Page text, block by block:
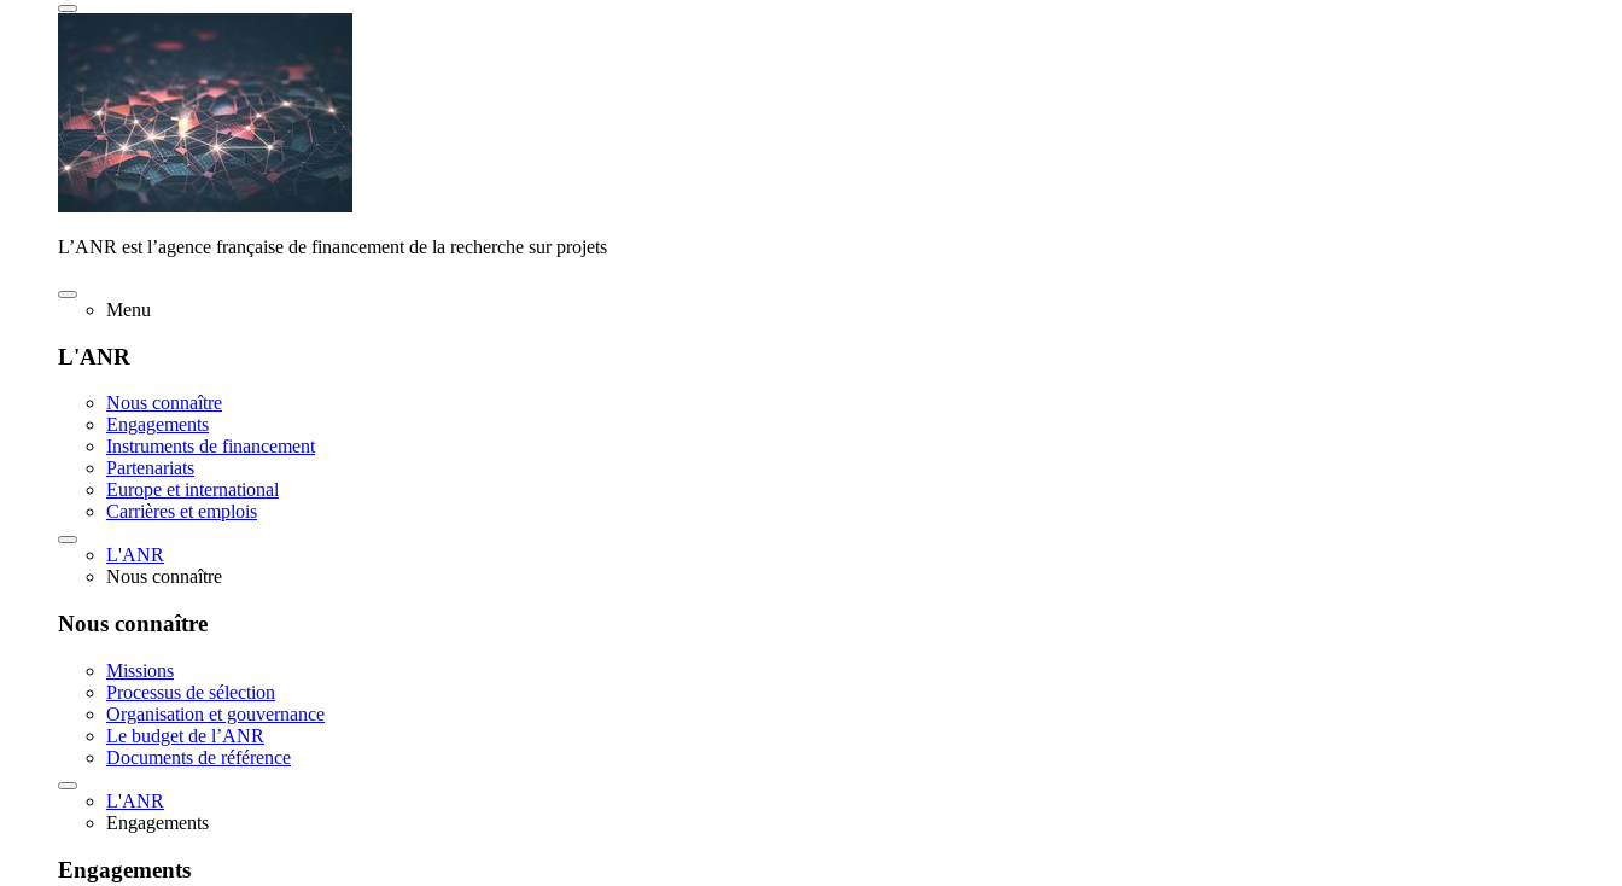
L’ANR est l’agence française de financement de la recherche sur projets
Menu
L'ANR
Nous connaître
Engagements
Instruments de financement
Partenariats
Europe et international
Carrières et emplois
L'ANR
Nous connaître
Nous connaître
Missions
Processus de sélection
Organisation et gouvernance
Le budget de l’ANR
Documents de référence
L'ANR
Engagements
Engagements